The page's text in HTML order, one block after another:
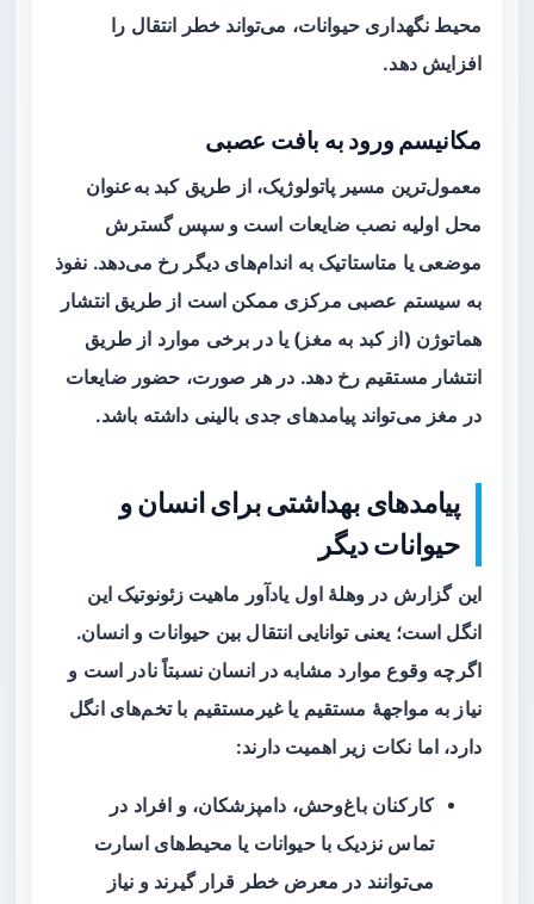
محیط نگهداری حیوانات، می‌تواند خطر انتقال را
افزایش دهد.
مکانیسم ورود به بافت عصبی
معمول‌ترین مسیر پاتولوژیک، از طریق کبد به‌عنوان
محل اولیه نصب ضایعات است و سپس گسترش
موضعی یا متاستاتیک به اندام‌های دیگر رخ می‌دهد. نفوذ
به سیستم عصبی مرکزی ممکن است از طریق انتشار
هماتوژن (از کبد به مغز) یا در برخی موارد از طریق
انتشار مستقیم رخ دهد. در هر صورت، حضور ضایعات
در مغز می‌تواند پیامدهای جدی بالینی داشته باشد.
پیامدهای بهداشتی برای انسان و
حیوانات دیگر
این گزارش در وهلهٔ اول یادآور ماهیت زئونوتیک این
انگل است؛ یعنی توانایی انتقال بین حیوانات و انسان.
اگرچه وقوع موارد مشابه در انسان نسبتاً نادر است و
نیاز به مواجههٔ مستقیم یا غیرمستقیم با تخم‌های انگل
دارد، اما نکات زیر اهمیت دارند:
کارکنان باغ‌وحش، دامپزشکان، و افراد در
تماس نزدیک با حیوانات یا محیط‌های اسارت
می‌توانند در معرض خطر قرار گیرند و نیاز